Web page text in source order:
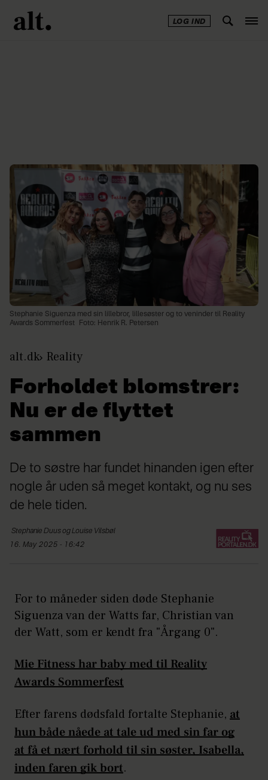
LOG IND
Stephanie Siguenza med sin lillebror, lillesøster og to veninder til Reality
Awards Sommerfest
Foto: Henrik R. Petersen
alt.dk Reality
Forholdet blomstrer:
Nu er de flyttet
sammen
De to søstre har fundet hinanden igen efter
nogle år uden så meget kontakt, og nu ses
de hele tiden.
Stephanie Duus og Louise Vilsbøl
16. May 2025 - 16:42
For to måneder siden døde Stephanie
Siguenza van der Watts far, Christian van
der Watt, som er kendt fra "Årgang 0".
Mie Fitness har baby med til Reality
Awards Sommerfest
Efter farens dødsfald fortalte Stephanie, at
hun både nåede at tale ud med sin far og
at få et nært forhold til sin søster, Isabella,
inden faren gik bort.